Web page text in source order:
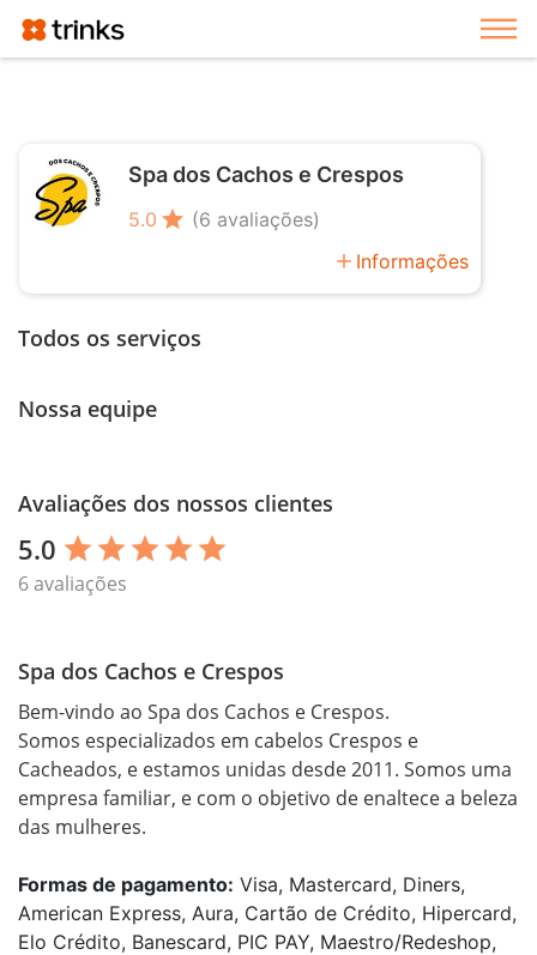
Spa dos Cachos e Crespos
5.0 star (6 avaliações)
add Informações
Todos os serviços
Nossa equipe
Avaliações dos nossos clientes
5.0 star star star star star
6 avaliações
Spa dos Cachos e Crespos
Bem-vindo ao Spa dos Cachos e Crespos.
Somos especializados em cabelos Crespos e
Cacheados, e estamos unidas desde 2011. Somos uma
empresa familiar, e com o objetivo de enaltece a beleza
Formas de pagamento: Visa, Mastercard, Diners,
American Express, Aura, Cartão de Crédito, Hipercard,
Elo Crédito, Banescard, PIC PAY, Maestro/Redeshop,